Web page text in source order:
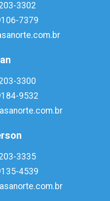
3302
7379
3300
9532
3335
4539